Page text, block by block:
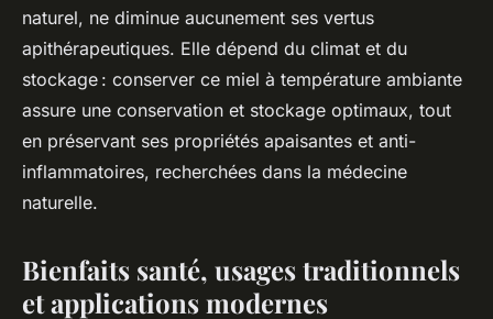
naturel, ne diminue aucunement ses vertus
apithérapeutiques. Elle dépend du climat et du
stockage : conserver ce miel à température ambiante
assure une conservation et stockage optimaux, tout
en préservant ses propriétés apaisantes et anti-
inflammatoires, recherchées dans la médecine
naturelle.
Bienfaits santé, usages traditionnels
et applications modernes